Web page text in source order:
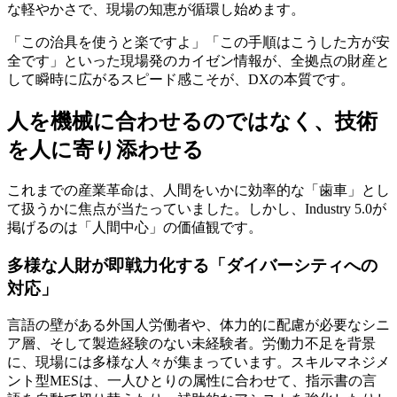
な軽やかさで、現場の知恵が循環し始めます。
「この治具を使うと楽ですよ」「この手順はこうした方が安
全です」といった現場発のカイゼン情報が、全拠点の財産と
して瞬時に広がる スピード感こそが、DXの本質です。
人を機械に合わせるのではなく、技術
を人に寄り添わせる
これまでの産業革命は、人間をいかに効率的な「歯車」とし
て扱うかに焦点が当たっていました。しかし、Industry 5.0が
掲げるのは「人間中心」の価値観です。
多様な人財が即戦力化する「ダイバーシティへの
対応」
言語の壁がある外国人労働者や、体力的に配慮が必要なシニ
ア層、そして製造経験のない未経験者。労働力不足を背景
に、現場には多様な人々が集まっています。スキルマネジメ
ント型MESは、一人ひとりの属性に合わせて、指示書の言